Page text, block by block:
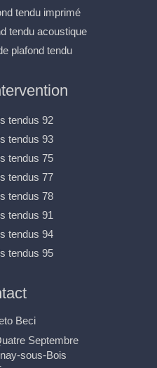
tendu imprimé
tendu acoustique
plafond tendu
tendus 92
tendus 93
tendus 75
tendus 77
tendus 78
tendus 91
tendus 94
tendus 95
Beci
Septembre
sous-Bois